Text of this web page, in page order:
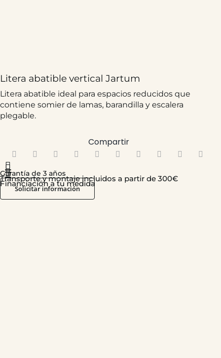
Litera abatible vertical Jartum
Litera abatible ideal para espacios reducidos que
contiene somier de lamas, barandilla y escalera
plegable.
Compartir
Transporte y montaje incluidos a partir de 300€
Garantía de 3 años
Financiación a tu medida
Solicitar información